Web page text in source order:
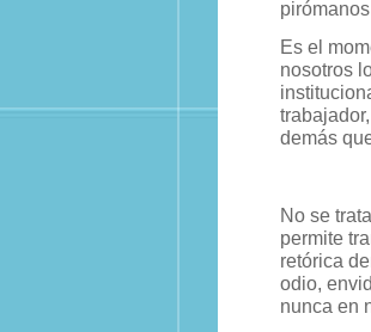
Es el
nosotros
demás
No se
permite
retórica
odio,
nunca en